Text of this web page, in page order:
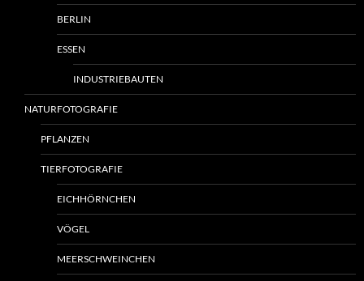
BERLIN
ESSEN
INDUSTRIEBAUTEN
NATURFOTOGRAFIE
PFLANZEN
TIERFOTOGRAFIE
EICHHÖRNCHEN
VÖGEL
MEERSCHWEINCHEN